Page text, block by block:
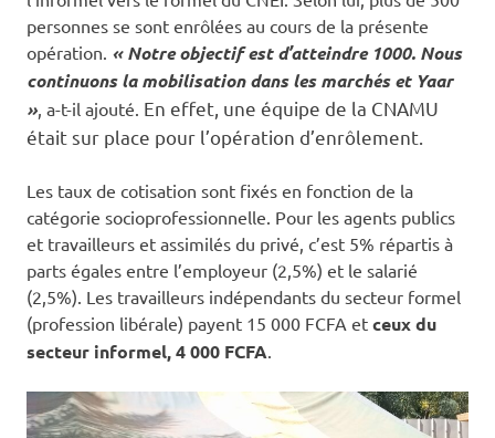
personnes se sont enrôlées au cours de la présente
opération. « Notre objectif est d’atteindre 1000. Nous
continuons la mobilisation dans les marchés et Yaar
», a-t-il ajouté. En effet, une équipe de la CNAMU
était sur place pour l’opération d’enrôlement.
Les taux de cotisation sont fixés en fonction de la
catégorie socioprofessionnelle. Pour les agents publics
et travailleurs et assimilés du privé, c’est 5% répartis à
parts égales entre l’employeur (2,5%) et le salarié
(2,5%). Les travailleurs indépendants du secteur formel
(profession libérale) payent 15 000 FCFA et ceux du
secteur informel, 4 000 FCFA.